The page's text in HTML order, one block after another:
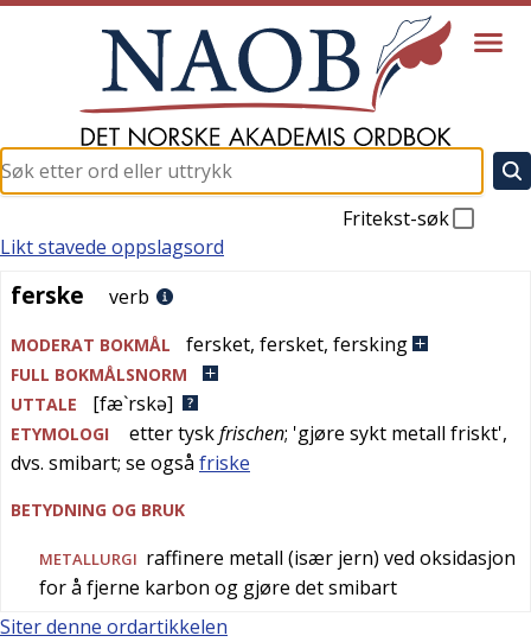
Fritekst-søk
ferske
Likt stavede oppslagsord
ferske verb
MODERAT BOKMÅL fersket, fersket, fersking
FULL BOKMÅLSNORM
UTTALE
[fæ`rskə]
ETYMOLOGI ettertyskfrischen; 'gjøre sykt metall friskt',
dvs. smibart; se også friske
BETYDNING OG BRUK
METALLURGI raffinere metall (især jern) ved oksidasjon
for å fjerne karbon og gjøre det smibart
Siter denne ordartikkelen